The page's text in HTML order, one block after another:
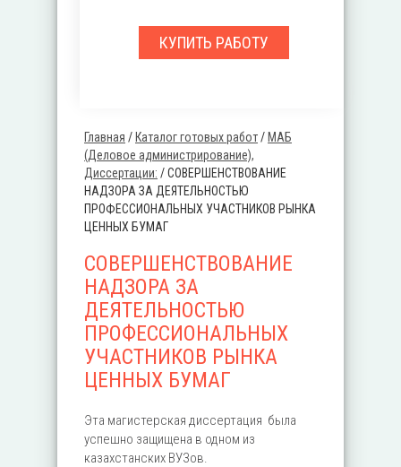
Вы здесь
Главная / Каталог готовых работ/ MАБ
(Деловое администрирование),
Диссертации: /СОВЕРШЕНСТВОВАНИЕ
НАДЗОРА ЗА ДЕЯТЕЛЬНОСТЬЮ
ПРОФЕССИОНАЛЬНЫХ УЧАСТНИКОВ РЫНКА
ЦЕННЫХ БУМАГ
СОВЕРШЕНСТВОВАНИЕ
НАДЗОРА ЗА
ДЕЯТЕЛЬНОСТЬЮ
ПРОФЕССИОНАЛЬНЫХ
УЧАСТНИКОВ РЫНКА
ЦЕННЫХ БУМАГ
Эта магистерская диссертация была
успешно защищена в одном из
казахстанских ВУЗов.
КУПИТЬ РАБОТУ